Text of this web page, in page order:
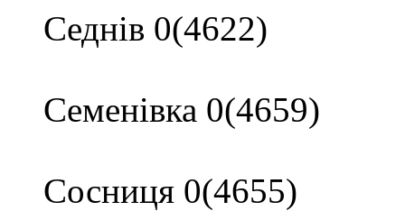
Седнів 0(4622)
Семенівка 0(4659)
Сосниця 0(4655)